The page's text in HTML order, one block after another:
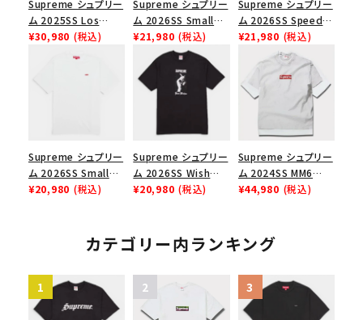
Supreme シュプリー
ム 2025SS Los
Angeles Fire Relief
¥30,980 (税込)
Supreme シュプリー
ム 2026SS Small
Box Tee スモールボ
ックスTシャツ ブラッ
¥21,980 (税込)
Supreme シュプリー
ム 2026SS Speed
Tee スピードTシャツ
¥21,980 (税込)
Supreme シュプリー
ム 2026SS Small
Box Tee スモールボ
¥20,980 (税込)
Supreme シュプリー
ム 2026SS Wish
Tee ウィッシュTシ
¥20,980 (税込)
Supreme シュプリー
ム 2024SS MM6
Maison Margiela
クスロゴTシャツ ホ
ワイト 白
¥44,980 (税込)
カテゴリー内ランキング